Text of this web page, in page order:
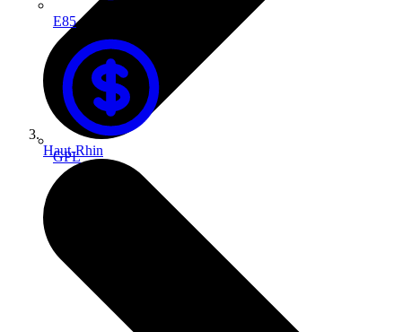
E85
GPL
Haut-Rhin